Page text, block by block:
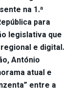
na 1.ª
para
legislativa que
e digital.
António
atual e
entre a